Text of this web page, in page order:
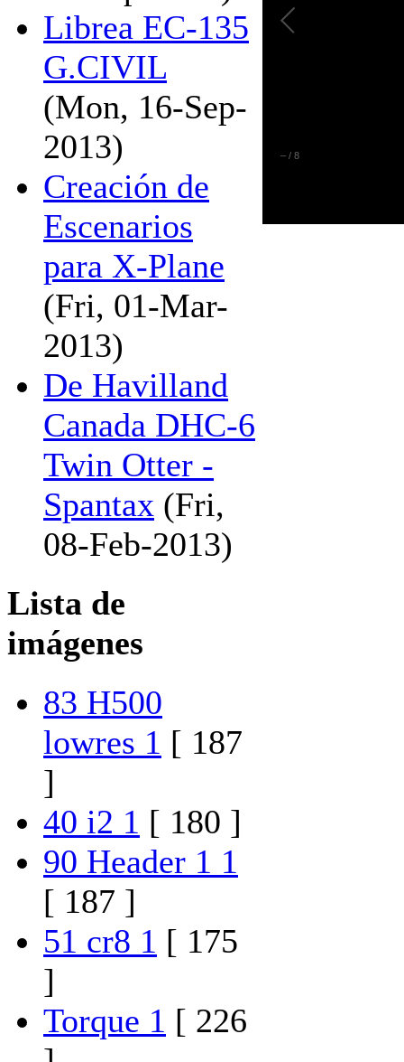
Librea EC-135
G.CIVIL
(Mon, 16-Sep-
2013)
Creación de
Escenarios
para X-Plane
(Fri, 01-Mar-
2013)
De Havilland
Canada DHC-6
Twin Otter -
Spantax (Fri,
08-Feb-2013)
Lista de
imágenes
83 H500
lowres 1 [ 187
]
40 i2 1 [ 180 ]
90 Header 1 1
[ 187 ]
51 cr8 1 [ 175
]
Torque 1 [ 226
– / 8